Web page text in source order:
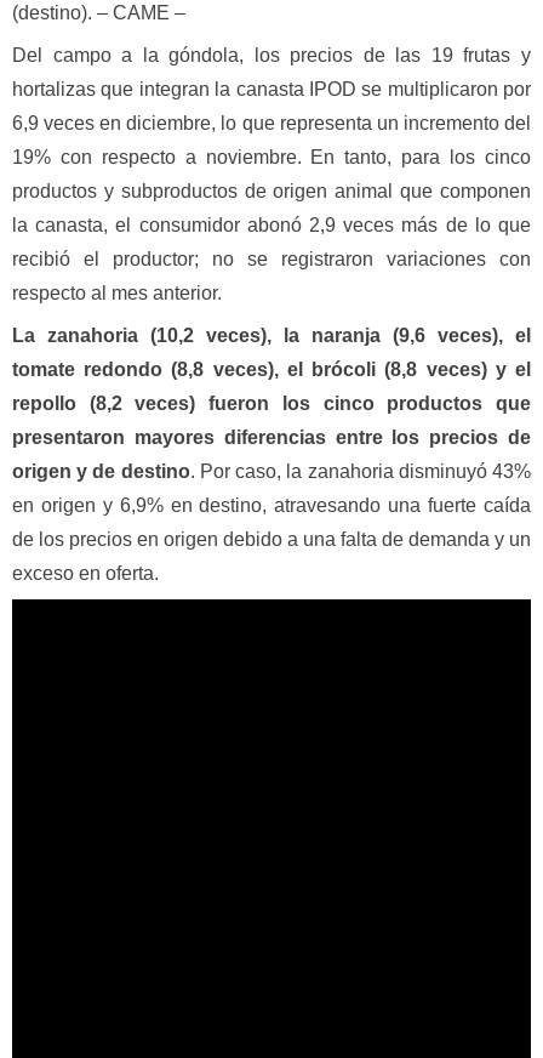
(destino). – CAME –
Del campo a la góndola, los precios de las 19 frutas y
hortalizas que integran la canasta IPOD se multiplicaron por
6,9 veces en diciembre, lo que representa un incremento del
19% con respecto a noviembre. En tanto, para los cinco
productos y subproductos de origen animal que componen
la canasta, el consumidor abonó 2,9 veces más de lo que
recibió el productor; no se registraron variaciones con
respecto al mes anterior.
La zanahoria (10,2 veces), la naranja (9,6 veces), el
tomate redondo (8,8 veces), el brócoli (8,8 veces) y el
repollo (8,2 veces) fueron los cinco productos que
presentaron mayores diferencias entre los precios de
origen y de destino. Por caso, la zanahoria disminuyó 43%
en origen y 6,9% en destino, atravesando una fuerte caída
de los precios en origen debido a una falta de demanda y un
exceso en oferta.